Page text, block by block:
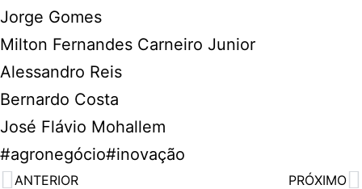
Jorge Gomes
Milton Fernandes Carneiro Junior
Alessandro Reis
Bernardo Costa
José Flávio Mohallem
#agronegócio#inovação
ANTERIOR PRÓXIMO